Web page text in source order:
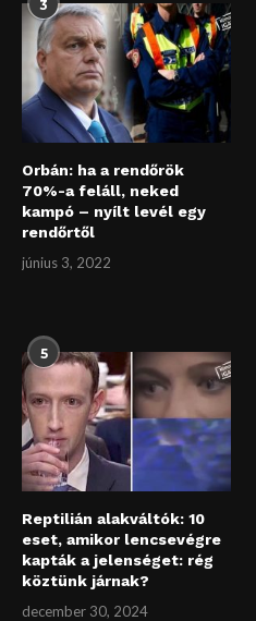
3
Orbán: ha a rendőrök
70%-a feláll, neked
kampó – nyílt levél egy
rendőrtől
június 3, 2022
5
Reptilián alakváltók: 10
eset, amikor lencsevégre
kapták a jelenséget: rég
köztünk járnak?
december 30, 2024